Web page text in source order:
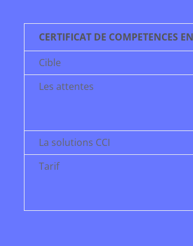
CERTIFICAT DE COMPETENCES
Cible
Les attentes
La solutions CCI
Tarif